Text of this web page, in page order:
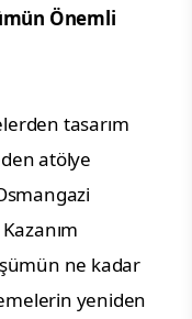
Önemli
tasarım
atölye
ne kadar
yeniden